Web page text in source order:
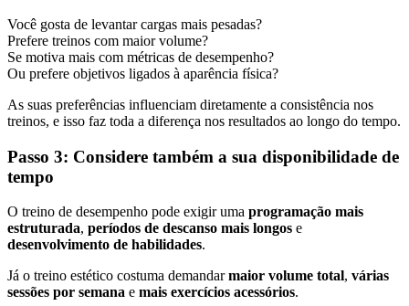
Você gosta de levantar cargas mais pesadas?
Prefere treinos com maior volume?
Se motiva mais com métricas de desempenho?
Ou prefere objetivos ligados à aparência física?
As suas preferências influenciam diretamente a consistência nos
treinos, e isso faz toda a diferença nos resultados ao longo do tempo.
Passo 3: Considere também a sua disponibilidade de
tempo
O treino de desempenho pode exigir uma programação mais
estruturada, períodos de descanso mais longos e
desenvolvimento de habilidades.
Já o treino estético costuma demandarmaior volume total, várias
sessões por semana e mais exercícios acessórios.